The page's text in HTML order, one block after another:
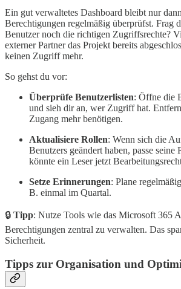
Ein gut verwaltetes Dashboard bleibt nur
Berechtigungen regelmäßig überprüfst. Frag
Benutzer noch die richtigen Zugriffsrechte?
externer Partner das Projekt bereits
keinen Zugriff mehr.
So gehst du vor:
Überprüfe Benutzerlisten: Öffne die
und sieh dir an, wer Zugriff hat.
Zugang mehr benötigen.
Aktualisiere Rollen: Wenn sich die
Benutzers geändert haben, passe
könnte ein Leser jetzt
Setze Erinnerungen: Plane
B. einmal im Quartal.
🔒 Tipp: Nutze Tools wie das Microsoft 365
Berechtigungen zentral zu verwalten. Das
Sicherheit.
Tipps zur Organisation und